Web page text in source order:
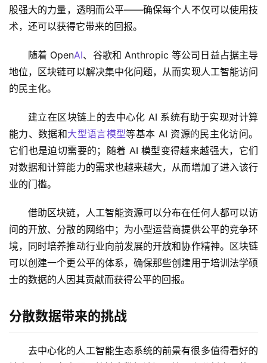
股强大的力量，透明而公平——确保每个人不仅可以使用技
术，还可以获得它带来的回报。
随着 OpenAI、谷歌和 Anthropic 等公司日益占据主导
地位，区块链可以解决集中化问题，从而实现人工智能访问
的民主化。
建立在区块链上的去中心化 AI 系统有助于实现对计算
能力、数据和大型语言模型等基本 AI 资源的民主化访问。
它们也是迫切需要的；随着 AI 模型变得越来越强大，它们
对数据和计算能力的需求也越来越大，从而增加了进入该行
业的门槛。
借助区块链，人工智能资源可以分布在任何人都可以访
问的开放、分散的网络中；为小型运营商提供公平的竞争环
境，同时培养推动行业向前发展的开放和协作精神。区块链
可以创建一个更公平的体系，确保那些创建用于培训法学硕
士的数据的人因其贡献而获得公平的回报。
分散数据带来的挑战
去中心化的人工智能生态系统的前景有很多值得看好的